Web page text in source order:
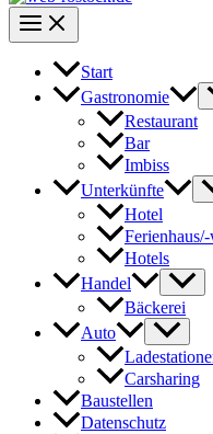
Start
Gastronomie
Restaurant
Bar
Imbiss
Unterkünfte
Hotel
Hotels
Handel
Bäckerei
Auto
Carsharing
Baustellen
Datenschutz